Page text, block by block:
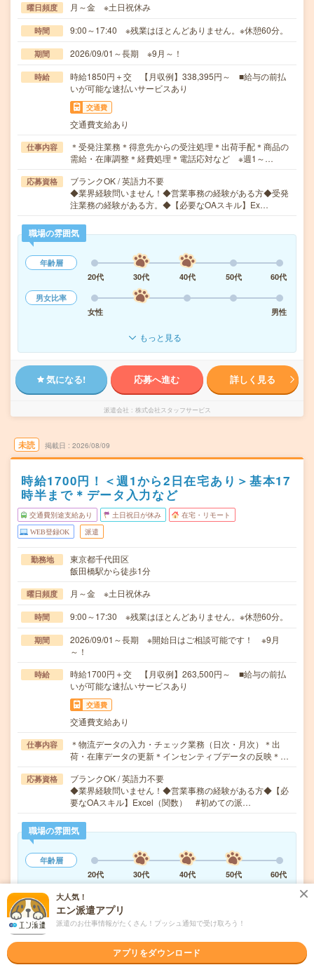
曜日頻度 月～金 ※土日祝休み
時間 9:00～17:40 ※残業はほとんどありません。※休憩60分。
期間 2026/09/01～長期 ※9月～！
時給
時給1850円＋交 【月収例】338,395円～ ■給与の前払
いが可能な速払いサービスあり
交通費
交通費支給あり
仕事内容
＊受発注業務＊得意先からの受注処理＊出荷手配＊商品の
需給・在庫調整＊経費処理＊電話応対など ※週1～…
応募資格
ブランクOK / 英語力不要
◆業界経験問いません！◆営業事務の経験がある方◆受発
注業務の経験がある方。◆【必要なOAスキル】Ex…
職場の雰囲気
年齢層
20代
30代 40代 50代
60代
男女比率
女性
男性
もっと見る
気になる! 応募へ進む 詳しく見る
派遣会社 株式会社スタッフサービス
未読 掲載日 2026/08/09
時給1700円！＜週1から2日在宅あり＞基本17
時半まで＊データ入力など
交通費別途支給あり 土日祝日が休み 在宅・リモート
WEB登録OK 派遣
勤務地
東京都千代田区
飯田橋駅から徒歩1分
曜日頻度 月～金 ※土日祝休み
時間 9:00～17:30 ※残業はほとんどありません。※休憩60分。
期間
2026/09/01～長期 ※開始日はご相談可能です！ ※9月
～！
時給
時給1700円＋交 【月収例】263,500円～ ■給与の前払
いが可能な速払いサービスあり
交通費
交通費支給あり
仕事内容
＊物流データの入力・チェック業務（日次・月次）＊出
荷・在庫データの更新＊インセンティブデータの反映＊…
応募資格
ブランクOK / 英語力不要
◆業界経験問いません！◆営業事務の経験がある方◆【必
要なOAスキル】Excel（関数） #初めての派…
職場の雰囲気
年齢層
20代
30代 40代 50代
60代
男女比率
女性
大人気！
エン派遣アプリ
派遣のお仕事情報がたくさん！プッシュ通知で受け取ろう！
アプリをダウンロード